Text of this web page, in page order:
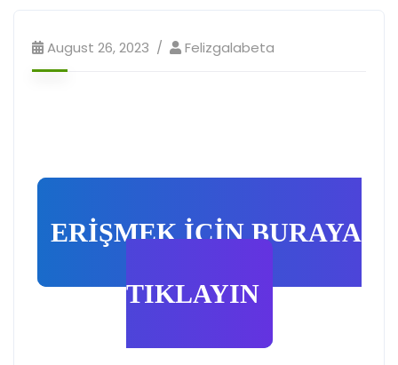
August 26, 2023 Felizgalabeta
ERİŞMEK İÇİN BURAYA
TIKLAYIN